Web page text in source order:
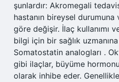
şunlardır: Akromegali
hastanın bireysel
göre değişir. İlaç kullanımı
bilgi için bir sağlık uzmanına
Somatostatin analogları .
gibi ilaçlar, büyüme
olarak inhibe eder.